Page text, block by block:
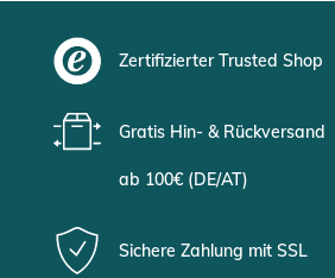
Zertifizierter Trusted Shop
Gratis Hin- & Rückversand
ab 100€ (DE/AT)
Sichere Zahlung mit SSL